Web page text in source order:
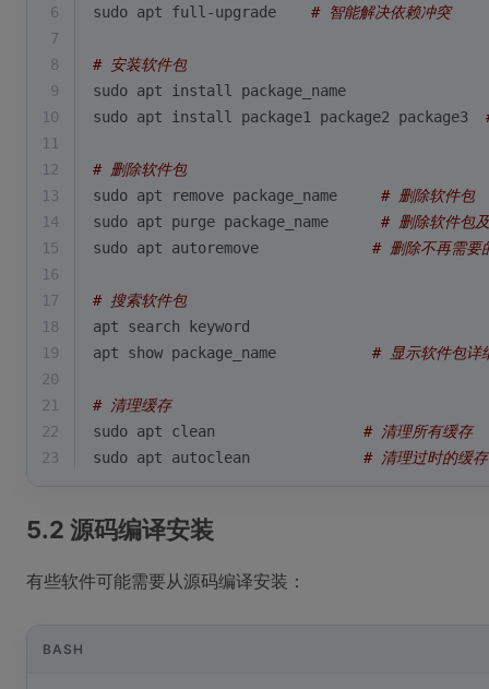
6
sudo apt full-upgrade # 智能解决依赖冲突
7
8
# 安装软件包
9
sudo apt install package_name
10
sudo apt install package1 package2 package3
11
12
# 删除软件包
13
sudo apt remove package_name # 删除软件包
14
sudo apt purge package_name # 删除软件包
15
sudo apt autoremove # 删除不再需要
16
17
# 搜索软件包
18
apt search keyword
19
apt show package_name # 显示软件包详
20
21
# 清理缓存
22
sudo apt clean # 清理所有缓存
23
sudo apt autoclean # 清理过时的缓存
5.2 源码编译安装
有些软件可能需要从源码编译安装：
BASH